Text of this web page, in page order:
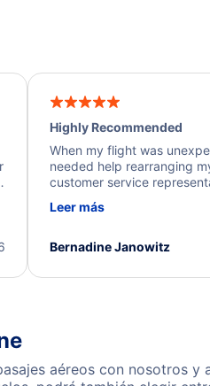
Highly Recommended
When my flight was
needed help rearranging
customer service
process. They quickly
I truly appreciate the
Leer más
Bernadine Janowitz
aéreos con nosotros